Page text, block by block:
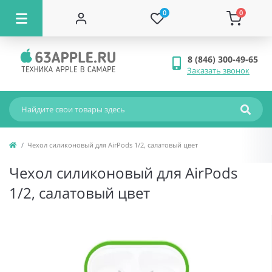
0 0
8 (846) 300-49-65
Заказать звонок
Чехол силиконовый для AirPods 1/2, салатовый цвет
Чехол силиконовый для AirPods
1/2, салатовый цвет